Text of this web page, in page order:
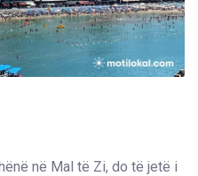
në Mal të Zi, do të jetë i